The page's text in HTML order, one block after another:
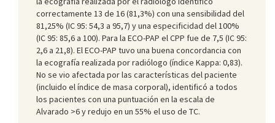
correctamente 13 de 16 (81,3%) con una sensibilidad del
81,25% (IC 95: 54,3 a 95,7) y una especificidad del 100%
(IC 95: 85,6 a 100). Para la ECO-PAP el CPP fue de 7,5 (IC 95:
2,6 a 21,8). El ECO-PAP tuvo una buena concordancia con
la ecografía realizada por radiólogo (índice Kappa: 0,83).
No se vio afectada por las características del paciente
(incluido el índice de masa corporal), identificó a todos
los pacientes con una puntuación en la escala de
Alvarado >6 y redujo en un 55% el uso de TC.